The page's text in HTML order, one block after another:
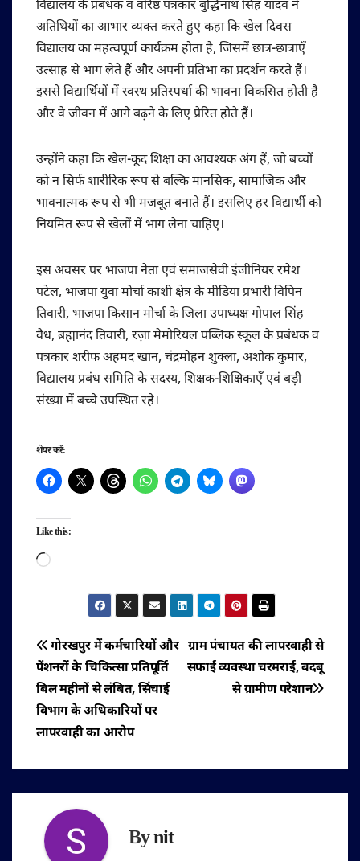
विद्यालय के प्रबंधक व वरिष्ठ पत्रकार बुद्धिनाथ सिंह यादव ने
अतिथियों का आभार व्यक्त करते हुए कहा कि खेल दिवस
विद्यालय का महत्वपूर्ण कार्यक्रम होता है, जिसमें छात्र-छात्राएँ
उत्साह से भाग लेते हैं और अपनी प्रतिभा का प्रदर्शन करते हैं।
इससे विद्यार्थियों में स्वस्थ प्रतिस्पर्धा की भावना विकसित होती है
और वे जीवन में आगे बढ़ने के लिए प्रेरित होते हैं।
उन्होंने कहा कि खेल-कूद शिक्षा का आवश्यक अंग हैं, जो बच्चों
को न सिर्फ शारीरिक रूप से बल्कि मानसिक, सामाजिक और
भावनात्मक रूप से भी मजबूत बनाते हैं। इसलिए हर विद्यार्थी को
नियमित रूप से खेलों में भाग लेना चाहिए।
इस अवसर पर भाजपा नेता एवं समाजसेवी इंजीनियर रमेश
पटेल, भाजपा युवा मोर्चा काशी क्षेत्र के मीडिया प्रभारी विपिन
तिवारी, भाजपा किसान मोर्चा के जिला उपाध्यक्ष गोपाल सिंह
वैध, ब्रह्मानंद तिवारी, रज़ा मेमोरियल पब्लिक स्कूल के प्रबंधक व
पत्रकार शरीफ अहमद खान, चंद्रमोहन शुक्ला, अशोक कुमार,
विद्यालय प्रबंध समिति के सदस्य, शिक्षक-शिक्षिकाएँ एवं बड़ी
संख्या में बच्चे उपस्थित रहे।
शेयर करें:
Like this:
Loading…
पोस्ट
नेविगेशन
ग्राम पंचायत की लापरवाही से
सफाई व्यवस्था चरमराई, बदबू
से ग्रामीण परेशान
गोरखपुर में कर्मचारियों और
पेंशनरों के चिकित्सा प्रतिपूर्ति
बिल महीनों से लंबित, सिंचाई
विभाग के अधिकारियों पर
लापरवाही का आरोप
Bynit